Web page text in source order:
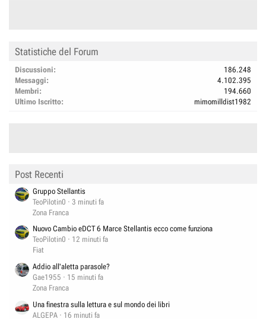
Statistiche del Forum
Discussioni
186.248
Messaggi
4.102.395
Membri
194.660
Ultimo Iscritto
mimomilldist1982
Post Recenti
Gruppo Stellantis
TeoPilotin0
3 minuti fa
Zona Franca
Nuovo Cambio eDCT 6 Marce Stellantis ecco come funziona
TeoPilotin0
12 minuti fa
Fiat
Addio all'aletta parasole?
Gae1955
15 minuti fa
Zona Franca
Una finestra sulla lettura e sul mondo dei libri
ALGEPA
16 minuti fa